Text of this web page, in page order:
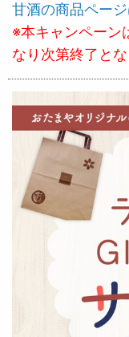
甘酒の商品ペー
※本キャンペーン
なり次第終了とな